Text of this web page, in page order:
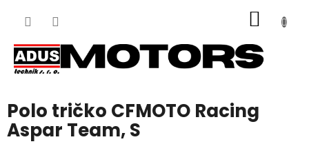
Polo tričko CFMOTO Racing
Aspar Team, S